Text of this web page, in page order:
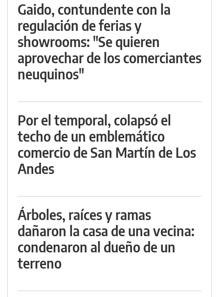
Gaido, contundente con la
regulación de ferias y
showrooms: "Se quieren
aprovechar de los comerciantes
neuquinos"
Por el temporal, colapsó el
techo de un emblemático
comercio de San Martín de Los
Andes
Árboles, raíces y ramas
dañaron la casa de una vecina:
condenaron al dueño de un
terreno